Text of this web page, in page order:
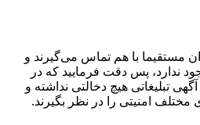
مستقیما با هم تماس می‌گیرند و
ندارد، پس دقت فرمایید که در
تبلیغاتی هیچ دخالتی نداشته و
مختلف امنیتی را در نظر بگیرند.